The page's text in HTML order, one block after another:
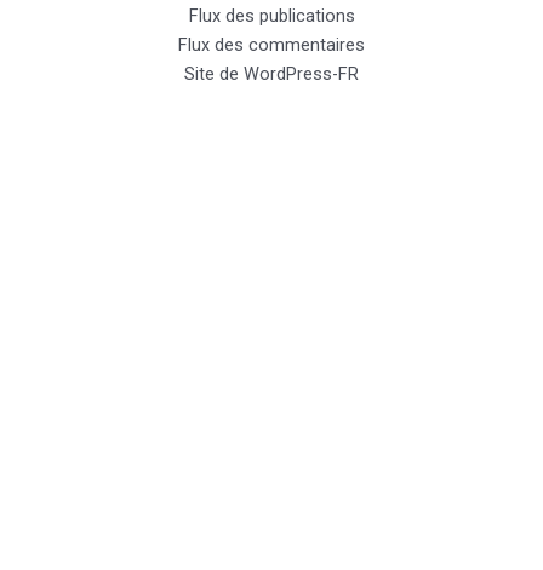
Flux des publications
Flux des commentaires
Site de WordPress-FR